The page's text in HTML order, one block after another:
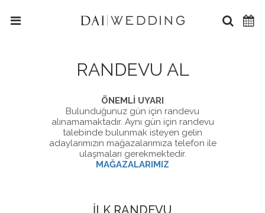
RANDEVU AL
ÖNEMLİ UYARI
Bulunduğunuz gün için randevu
alınamamaktadır. Aynı gün için randevu
talebinde bulunmak isteyen gelin
adaylarımızın mağazalarımıza telefon ile
ulaşmaları gerekmektedir.
MAĞAZALARIMIZ
İLK RANDEVU